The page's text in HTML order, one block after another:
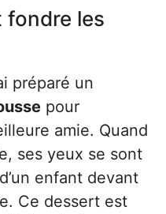
fondre les
préparé un
pour
amie. Quand
ses yeux se sont
enfant devant
Ce dessert est